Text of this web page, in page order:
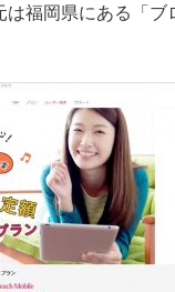
福岡県にある「ブ